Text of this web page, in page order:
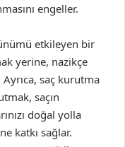
engeller.
etkileyen bir
yerine, nazikçe
saç kurutma
saçın
doğal yolla
katkı sağlar.